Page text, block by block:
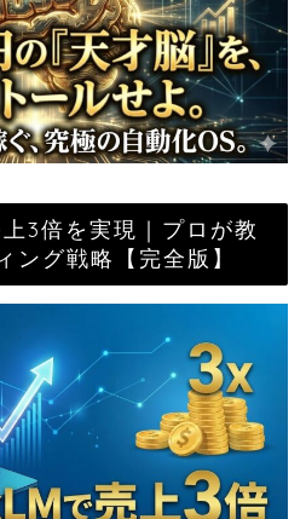
3倍を実現｜プロが教
ング戦略【完全版】